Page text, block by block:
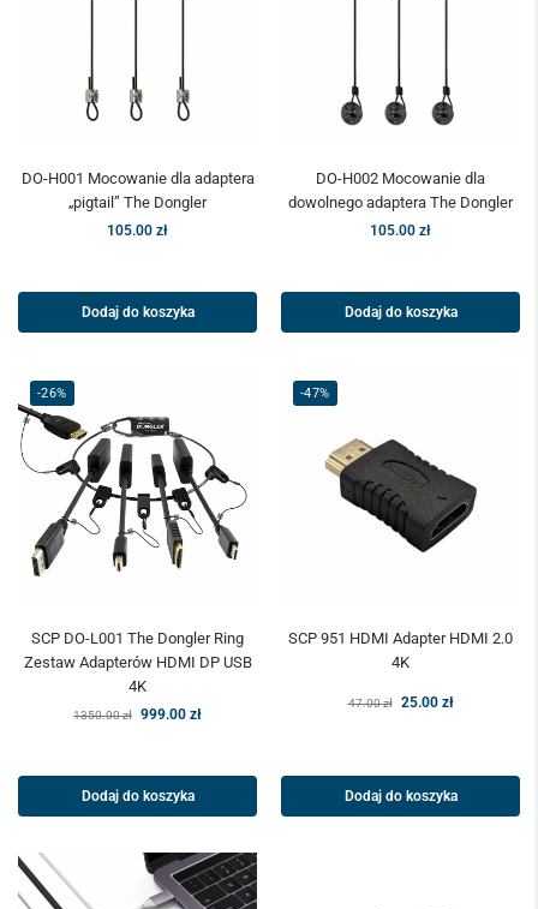
DO-H001 Mocowanie dla adaptera
„pigtail” The Dongler
105.00 zł
Dodaj do koszyka
DO-H002 Mocowanie dla
dowolnego adaptera The Dongler
105.00 zł
Dodaj do koszyka
-26%
SCP DO-L001 The Dongler Ring
Zestaw Adapterów HDMI DP USB
4K
1350.00zł 999.00 zł
Dodaj do koszyka
-47%
SCP 951 HDMI Adapter HDMI 2.0
4K
47.00zł 25.00 zł
Dodaj do koszyka